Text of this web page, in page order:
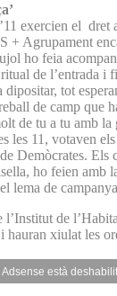
exercien el dret
+ Agrupament
ho feia
de l’entrada i
tot
de camp que
de tu a tu amb la
les 11, votaven
Demòcrates. Els
ho feien amb
lema de
l’Institut de
xiulat les
està